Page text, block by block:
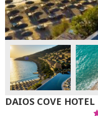
DAIOS COVE HOTEL